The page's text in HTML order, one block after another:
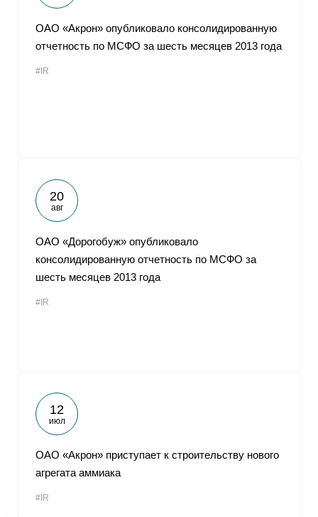
ОАО «Акрон» опубликовало консолидированную
отчетность по МСФО за шесть месяцев 2013 года
#IR
20
авг
ОАО «Дорогобуж» опубликовало
консолидированную отчетность по МСФО за
шесть месяцев 2013 года
#IR
12
июл
ОАО «Акрон» приступает к строительству нового
агрегата аммиака
#IR